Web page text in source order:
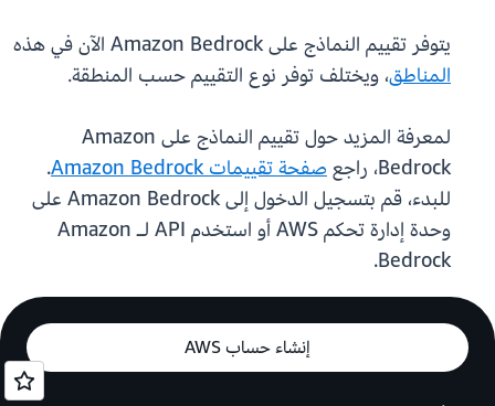
يتوفر تقييم النماذج على Amazon Bedrock الآن في هذه
المناطق، ويختلف توفر نوع التقييم حسب المنطقة.
لمعرفة المزيد حول تقييم النماذج على Amazon
Bedrock، راجع
صفحة تقييمات Amazon Bedrock
.
للبدء، قم بتسجيل الدخول إلى Amazon Bedrock على
وحدة إدارة تحكم AWS أو استخدم API لـ Amazon
Bedrock.
إنشاء حساب AWS